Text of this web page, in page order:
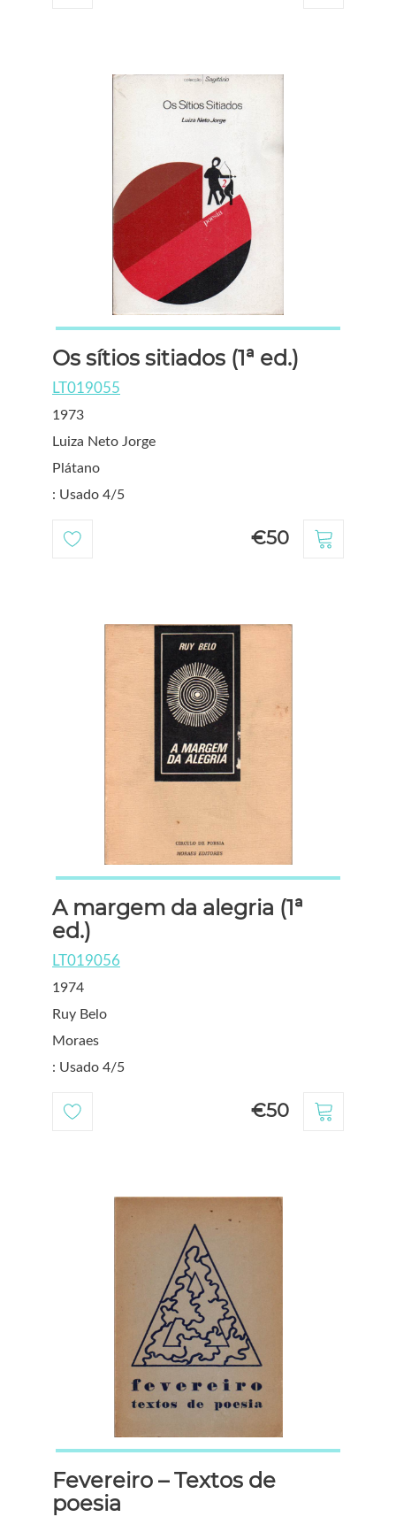
Os sítios sitiados (1ª ed.)
LT019055
1973
Luiza Neto Jorge
Plátano
: Usado 4/5
€50
A margem da alegria (1ª
ed.)
LT019056
1974
Ruy Belo
Moraes
: Usado 4/5
€50
Fevereiro – Textos de
poesia